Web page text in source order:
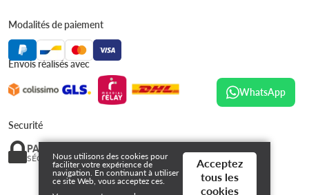
Modalités de paiement
Envois réalisés avec
Securité
PAIEMENT
SÉCURISÉ
WhatsApp
Nous utilisons des cookies pour
faciliter votre expérience de
navigation. En continuant à utiliser
ce site Web, vous acceptez ces.
Acceptez
tous les
cookies